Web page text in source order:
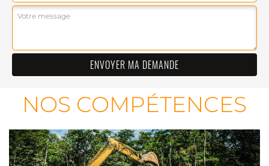
NOS COMPÉTENCES